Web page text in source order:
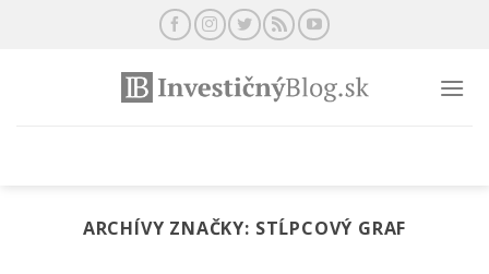
ARCHÍVY ZNAČKY: STĹPCOVÝ GRAF